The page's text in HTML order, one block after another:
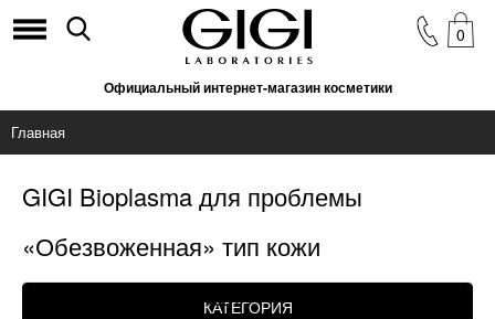
Официальный интернет-магазин косметики
0
Главная
КАТЕГОРИЯ
GIGI Bioplasma для проблемы
«Обезвоженная» тип кожи
«Комбинированная»